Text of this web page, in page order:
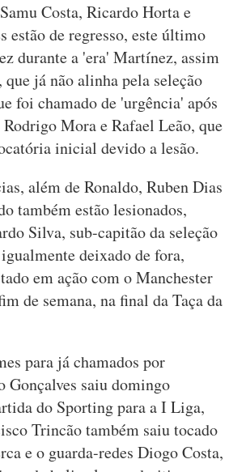
Costa, Ricardo Horta e
estão de regresso, este último
durante a 'era' Martínez, assim
já não alinha pela seleção
foi chamado de 'urgência' após
Rodrigo Mora e Rafael Leão, que
inicial devido a lesão.
além de Ronaldo, Ruben Dias
também estão lesionados,
Silva, sub-capitão da seleção
deixado de fora,
em ação com o Manchester
de semana, na final da Taça da
para já chamados por
Gonçalves saiu domingo
do Sporting para a I Liga,
Trincão também saiu tocado
e o guarda-redes Diogo Costa,